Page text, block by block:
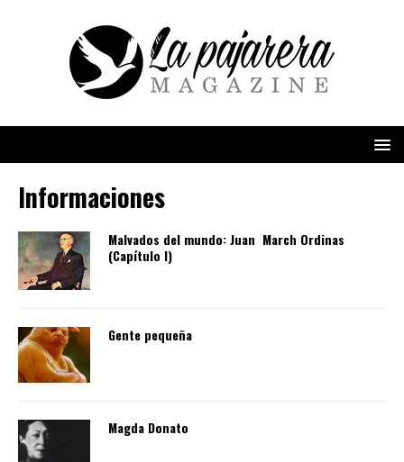
Informaciones
Malvados del mundo: Juan March Ordinas
(Capítulo I)
Gente pequeña
Magda Donato